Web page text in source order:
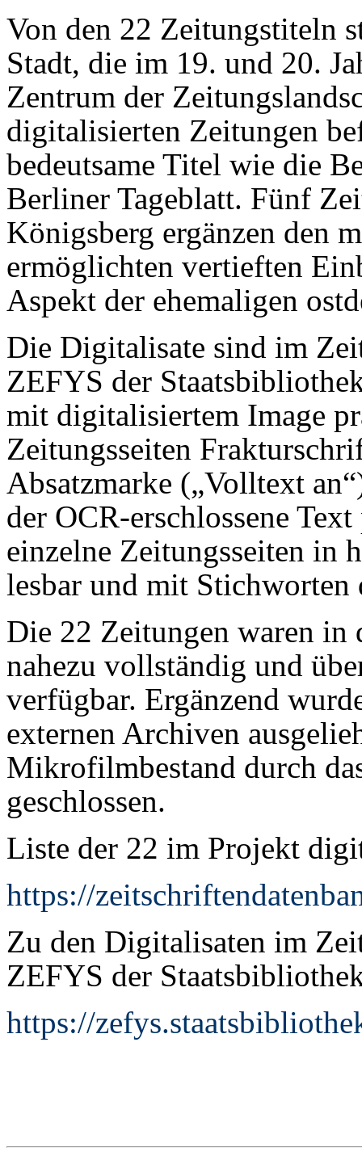
Von den 22 Zeitungstiteln
Stadt, die im 19. und 20.
Zentrum der
digitalisierten Zeitungen
bedeutsame Titel wie die
Berliner Tageblatt. Fünf
Königsberg ergänzen den
ermöglichten vertieften
Aspekt der ehemaligen
Die Digitalisate sind im
ZEFYS der
mit digitalisiertem Image
Zeitungsseiten
Absatzmarke („Volltext
der OCR-erschlossene
einzelne Zeitungsseiten in
lesbar und mit Stichworten
Die 22 Zeitungen waren
nahezu vollständig und
verfügbar. Ergänzend
externen Archiven
Mikrofilmbestand durch
geschlossen.
Liste der 22 im Projekt
https://
Zu den Digitalisaten im
ZEFYS der
https://